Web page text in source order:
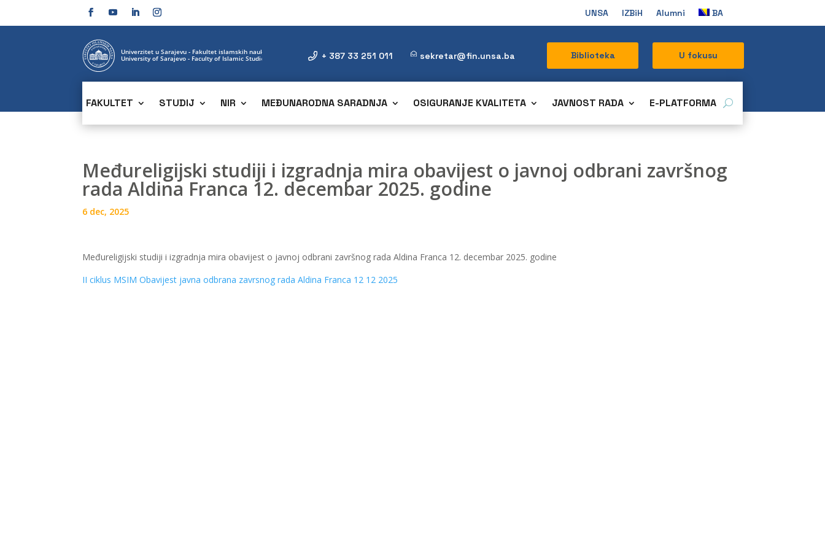
UNSA IZBiH Alumni BA
+ 387 33 251 011 sekretar@fin.unsa.ba Biblioteka U fokusu
FAKULTET STUDIJ NIR MEĐUNARODNA SARADNJA OSIGURANJE KVALITETA JAVNOST RADA E-PLATFORMA
Međureligijski studiji i izgradnja mira obavijest o javnoj odbrani završnog
rada Aldina Franca 12. decembar 2025. godine
6 dec, 2025
Međureligijski studiji i izgradnja mira obavijest o javnoj odbrani završnog rada Aldina Franca 12. decembar 2025. godine
II ciklus MSIM Obavijest javna odbrana zavrsnog rada Aldina Franca 12 12 2025